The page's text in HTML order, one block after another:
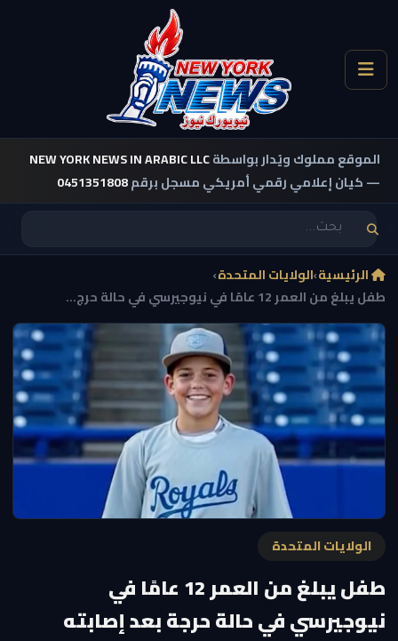
الموقع مملوك ويُدار بواسطةNEW YORK NEWS IN ARABIC LLC
— كيان إعلامي رقمي أمريكي مسجل برقم0451351808
الرئيسية›الولايات المتحدة›
طفل يبلغ من العمر 12 عامًا في نيوجيرسي في حالة حرج...
الولايات المتحدة
طفل يبلغ من العمر 12 عامًا في
نيوجيرسي في حالة حرجة بعد إصابته